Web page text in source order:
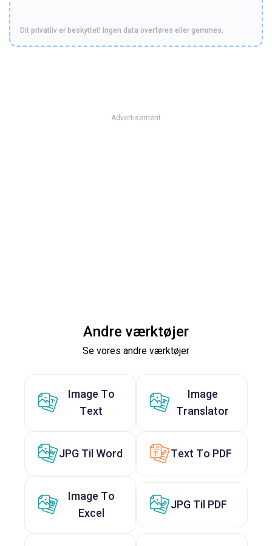
Dit privatliv er beskyttet! Ingen data overføres eller gemmes.
Advertisement
Andre værktøjer
Se vores andre værktøjer
Image To
Text
Image
Translator
JPG Til Word Text To PDF
Image To
Excel
JPG Til PDF